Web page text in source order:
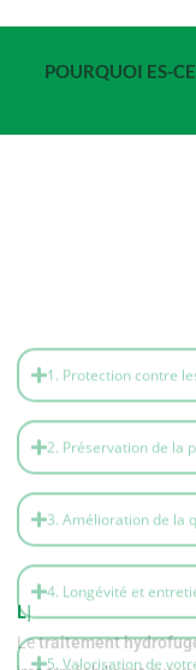
POURQUOI ES-
3. Amélioration de la
4. Longévité et
5. Valorisation de
LE TRAITEMENT
Letraitement